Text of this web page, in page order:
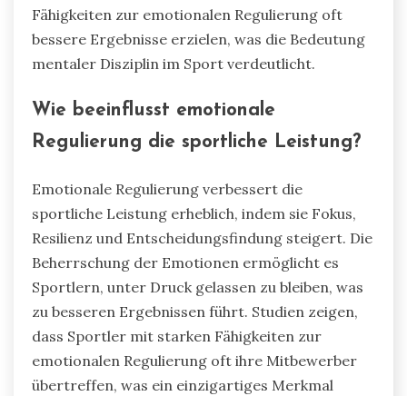
Fähigkeiten zur emotionalen Regulierung oft
bessere Ergebnisse erzielen, was die Bedeutung
mentaler Disziplin im Sport verdeutlicht.
Wie beeinflusst emotionale
Regulierung die sportliche Leistung?
Emotionale Regulierung verbessert die
sportliche Leistung erheblich, indem sie Fokus,
Resilienz und Entscheidungsfindung steigert. Die
Beherrschung der Emotionen ermöglicht es
Sportlern, unter Druck gelassen zu bleiben, was
zu besseren Ergebnissen führt. Studien zeigen,
dass Sportler mit starken Fähigkeiten zur
emotionalen Regulierung oft ihre Mitbewerber
übertreffen, was ein einzigartiges Merkmal